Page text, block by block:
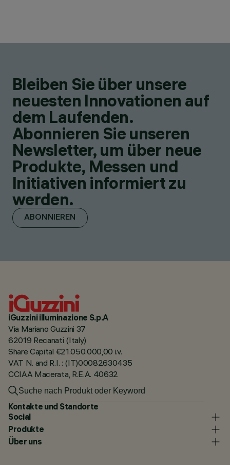
Bleiben Sie über unsere
neuesten Innovationen auf
dem Laufenden.
Abonnieren Sie unseren
Newsletter, um über neue
Produkte, Messen und
Initiativen informiert zu
werden.
ABONNIEREN
iGuzzini illuminazione S.p.A
Via Mariano Guzzini 37
62019 Recanati (Italy)
Share Capital €21.050.000,00 i.v.
VAT N. and R.I. : (IT)00082630435
CCIAA Macerata, R.E.A. 40632
Kontakte und Standorte
Social
Produkte
Über uns